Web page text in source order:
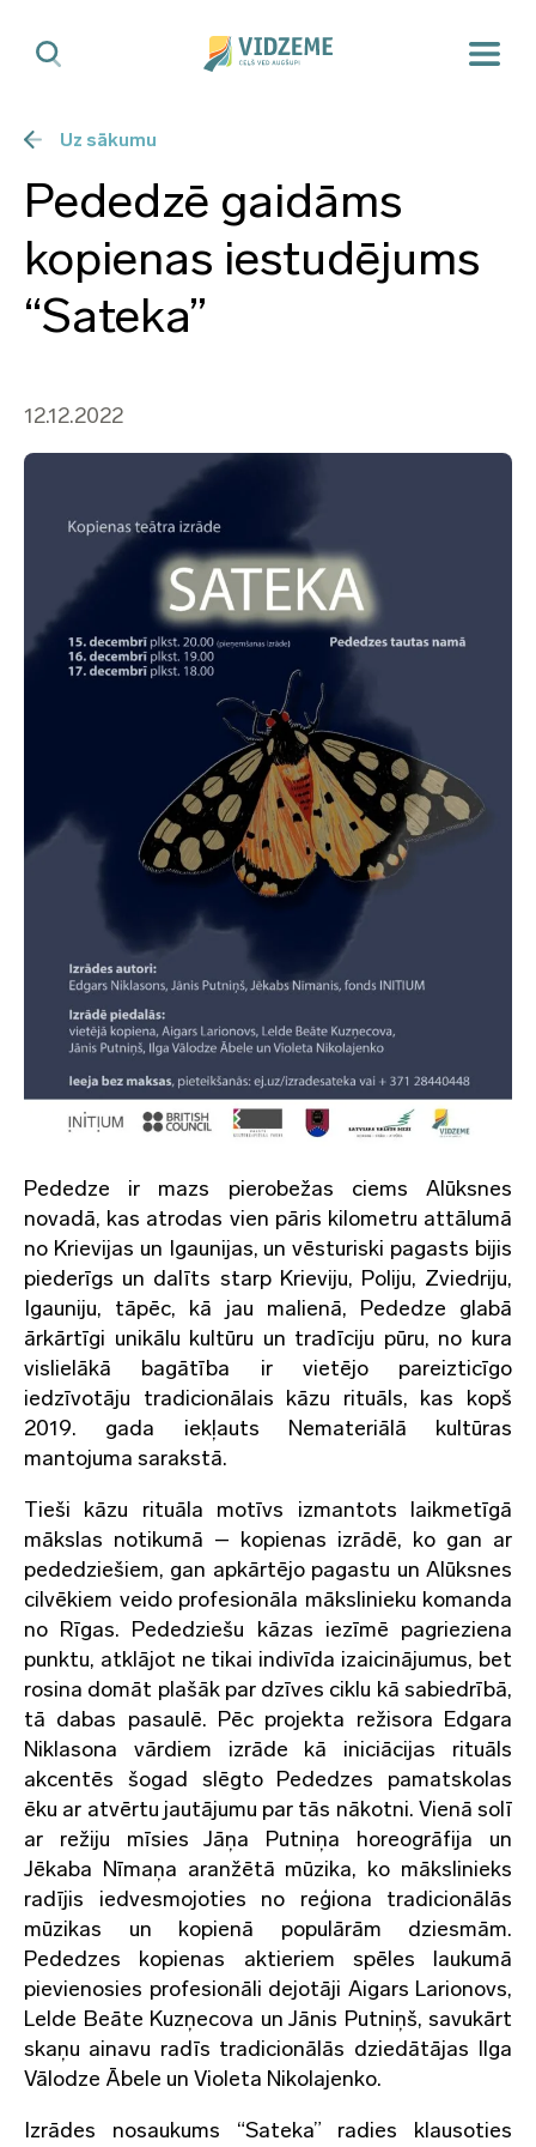
Uz sākumu
Pededzē gaidāms
kopienas iestudējums
“Sateka”
12.12.2022
Pededze ir mazs pierobežas ciems Alūksnes
novadā, kas atrodas vien pāris kilometru attālumā
no Krievijas un Igaunijas, un vēsturiski pagasts bijis
piederīgs un dalīts starp Krieviju, Poliju, Zviedriju,
Igauniju, tāpēc, kā jau malienā, Pededze glabā
ārkārtīgi unikālu kultūru un tradīciju pūru, no kura
vislielākā bagātība ir vietējo pareizticīgo
iedzīvotāju tradicionālais kāzu rituāls, kas kopš
2019. gada iekļauts Nemateriālā kultūras
mantojuma sarakstā.
Tieši kāzu rituāla motīvs izmantots laikmetīgā
mākslas notikumā – kopienas izrādē, ko gan ar
pededziešiem, gan apkārtējo pagastu un Alūksnes
cilvēkiem veido profesionāla mākslinieku komanda
no Rīgas. Pededziešu kāzas iezīmē pagrieziena
punktu, atklājot ne tikai indivīda izaicinājumus, bet
rosina domāt plašāk par dzīves ciklu kā sabiedrībā,
tā dabas pasaulē. Pēc projekta režisora Edgara
Niklasona vārdiem izrāde kā iniciācijas rituāls
akcentēs šogad slēgto Pededzes pamatskolas
ēku ar atvērtu jautājumu par tās nākotni. Vienā solī
ar režiju mīsies Jāņa Putniņa horeogrāfija un
Jēkaba Nīmaņa aranžētā mūzika, ko mākslinieks
radījis iedvesmojoties no reģiona tradicionālās
mūzikas un kopienā populārām dziesmām.
Pededzes kopienas aktieriem spēles laukumā
pievienosies profesionāli dejotāji Aigars Larionovs,
Lelde Beāte Kuzņecova un Jānis Putniņš, savukārt
skaņu ainavu radīs tradicionālās dziedātājas Ilga
Vālodze Ābele un Violeta Nikolajenko.
Izrādes nosaukums “Sateka” radies klausoties